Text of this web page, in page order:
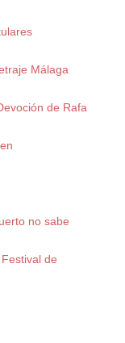
Málaga
de Rafa
no sabe
de